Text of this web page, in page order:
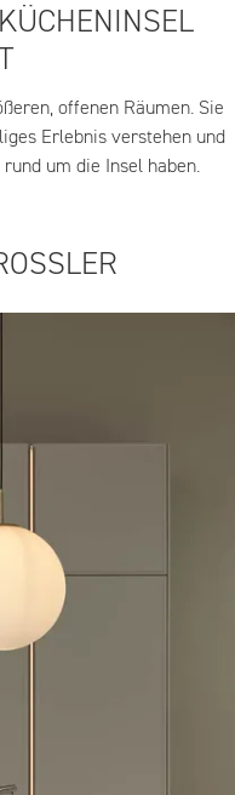
offenen Räumen. Sie
Erlebnis verstehen und
um die Insel haben.